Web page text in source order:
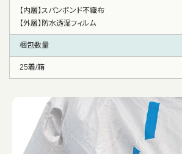
【内層】スパンボンド不織布
【外層】防水透湿フィルム
梱包数量
25着/箱